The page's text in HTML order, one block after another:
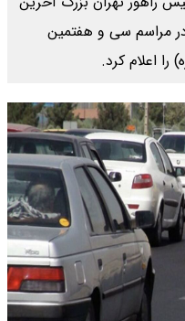
مراسم سی و هفتمین
اعلام کرد.